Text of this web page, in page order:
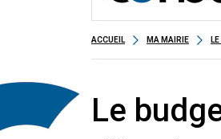
ACCUEIL MA MAIRIE
Le